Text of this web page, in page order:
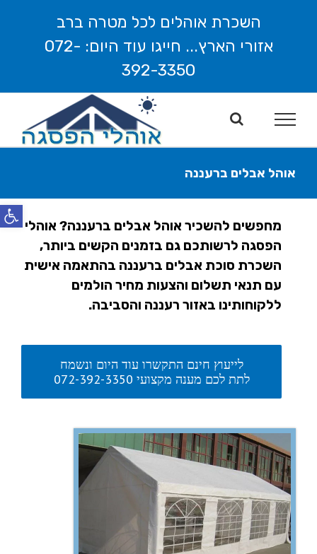
פתח
השכרת אוהלים לכל מטרה ברב
אזורי הארץ... חייגו עוד היום: 072-
392-3350
אוהל אבלים ברעננה
מחפשים להשכיר אוהל אבלים ברעננה? אוהלי
הפסגה לרשותכם גם בזמנים הקשים ביותר,
השכרת סוכת אבלים ברעננה בהתאמה אישית
עם תנאי תשלום והצעות מחיר הולמים
ללקוחותינו באזור רעננה והסביבה.
לייעוץ חינם התקשרו עוד היום ונשמח
לתת לכם מענה מקצועי 072-392-3350